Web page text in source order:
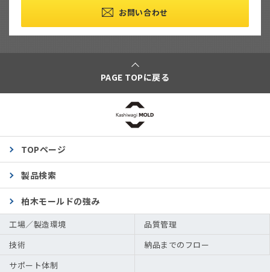
お問い合わせ
PAGE TOPに戻る
TOPページ
製品検索
柏木モールドの強み
工場／製造環境
品質管理
技術
納品までのフロー
サポート体制